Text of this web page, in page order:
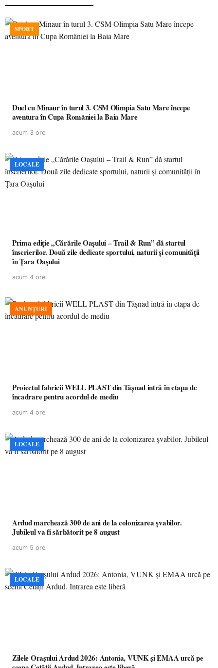
SPORT
Duel cu Minaur în turul 3. CSM Olimpia Satu Mare începe
aventura în Cupa României la Baia Mare
acum 3 ore
LOCALE
Prima ediție „Cărările Oașului – Trail & Run” dă startul
înscrierilor. Două zile dedicate sportului, naturii și comunității
în Țara Oașului
acum 4 ore
ANUNȚURI
Proiectul fabricii WELL PLAST din Tășnad intră în etapa de
încadrare pentru acordul de mediu
acum 4 ore
LOCALE
Ardud marchează 300 de ani de la colonizarea șvabilor.
Jubileul va fi sărbătorit pe 8 august
acum 5 ore
LOCALE
Zilele Orașului Ardud 2026: Antonia, VUNK și EMAA urcă pe